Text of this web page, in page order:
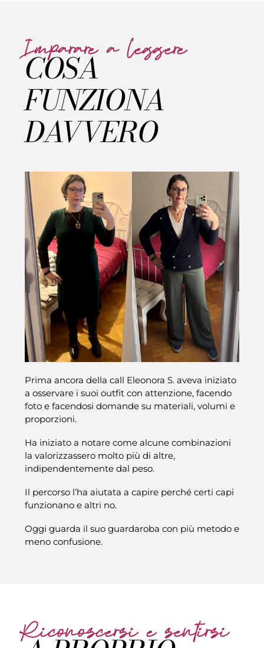
COSA
FUNZIONA
DAVVERO
Imparare a leggere
Prima ancora della call Eleonora S. aveva iniziato
a osservare i suoi outfit con attenzione, facendo
foto e facendosi domande su materiali, volumi e
proporzioni.
Ha iniziato a notare come alcune combinazioni
la valorizzassero molto più di altre,
indipendentemente dal peso.
Il percorso l’ha aiutata a capire perché certi capi
funzionano e altri no.
Oggi guarda il suo guardaroba con più metodo e
meno confusione.
Riconoscersi e sentirsi